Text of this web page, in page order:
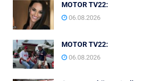
MOTOR TV22:
06.08.2026
MOTOR TV22:
06.08.2026